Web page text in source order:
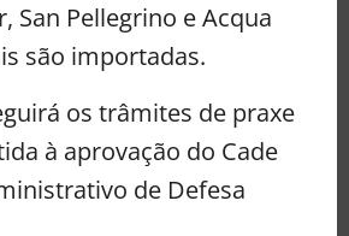
San Pellegrino e Acqua
são importadas.
os trâmites de praxe
à aprovação do Cade
de Defesa